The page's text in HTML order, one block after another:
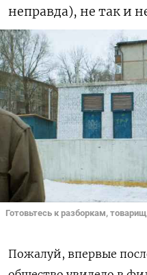
неправда), не так и
Готовьтесь к разборкам,
Пожалуй, впервые